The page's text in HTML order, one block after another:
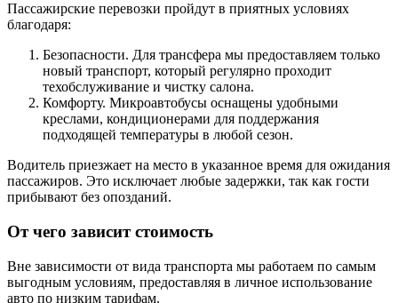
Пассажирские перевозки пройдут в приятных условиях
благодаря:
Безопасности. Для трансфера мы предоставляем только
новый транспорт, который регулярно проходит
техобслуживание и чистку салона.
Комфорту. Микроавтобусы оснащены удобными
креслами, кондиционерами для поддержания
подходящей температуры в любой сезон.
Водитель приезжает на место в указанное время для ожидания
пассажиров. Это исключает любые задержки, так как гости
прибывают без опозданий.
От чего зависит стоимость
Вне зависимости от вида транспорта мы работаем по самым
выгодным условиям, предоставляя в личное использование
авто по низким тарифам.